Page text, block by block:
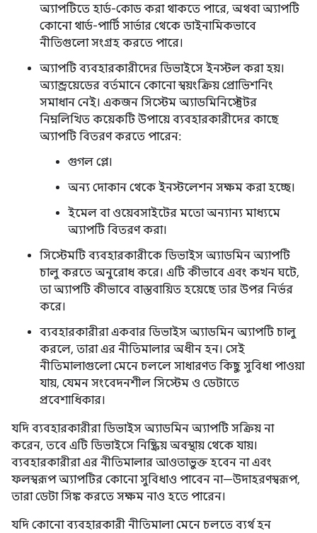
অ্যাপটিতে হার্ড-কোড করা থাকতে পারে, অথবা অ্যাপটি
কোনো থার্ড-পার্টি সার্ভার থেকে ডাইনামিকভাবে
নীতিগুলো সংগ্রহ করতে পারে।
অ্যাপটি ব্যবহারকারীদের ডিভাইসে ইনস্টল করা হয়।
অ্যান্ড্রয়েডের বর্তমানে কোনো স্বয়ংক্রিয় প্রোভিশনিং
সমাধান নেই। একজন সিস্টেম অ্যাডমিনিস্ট্রেটর
নিম্নলিখিত কয়েকটি উপায়ে ব্যবহারকারীদের কাছে
অ্যাপটি বিতরণ করতে পারেন:
গুগল প্লে।
অন্য দোকান থেকে ইনস্টলেশন সক্ষম করা হচ্ছে।
ইমেল বা ওয়েবসাইটের মতো অন্যান্য মাধ্যমে
অ্যাপটি বিতরণ করা।
সিস্টেমটি ব্যবহারকারীকে ডিভাইস অ্যাডমিন অ্যাপটি
চালু করতে অনুরোধ করে। এটি কীভাবে এবং কখন ঘটে,
তা অ্যাপটি কীভাবে বাস্তবায়িত হয়েছে তার উপর নির্ভর
করে।
ব্যবহারকারীরা একবার ডিভাইস অ্যাডমিন অ্যাপটি চালু
করলে, তারা এর নীতিমালার অধীন হন। সেই
নীতিমালাগুলো মেনে চললে সাধারণত কিছু সুবিধা পাওয়া
যায়, যেমন সংবেদনশীল সিস্টেম ও ডেটাতে
প্রবেশাধিকার।
যদি ব্যবহারকারীরা ডিভাইস অ্যাডমিন অ্যাপটি সক্রিয় না
করেন, তবে এটি ডিভাইসে নিষ্ক্রিয় অবস্থায় থেকে যায়।
ব্যবহারকারীরা এর নীতিমালার আওতাভুক্ত হবেন না এবং
ফলস্বরূপ অ্যাপটির কোনো সুবিধাও পাবেন না—উদাহরণস্বরূপ,
তারা ডেটা সিঙ্ক করতে সক্ষম নাও হতে পারেন।
যদি কোনো ব্যবহারকারী নীতিমালা মেনে চলতে ব্যর্থ হন